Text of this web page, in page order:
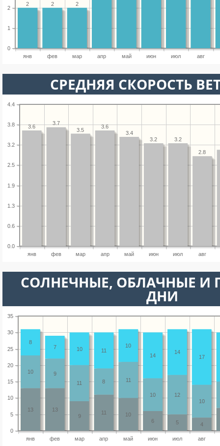
янв фев мар апр май июн июл авг
0
1
2
2
2
2
СРЕДНЯЯ СКОРОСТЬ
янв фев мар апр май июн июл авг
0.0
0.6
1.3
1.9
2.5
3.2
3.8
4.4
2.8
3.2
3.2
3.4
3.6
3.5
3.7
3.6
CОЛНЕЧНЫЕ, ОБЛАЧНЫЕ И
ДНИ
янв фев мар апр май июн июл авг
0
5
10
15
20
25
30
35
4
5
6
10
11
9
13
13
10
12
10
11
8
11
9
10
17
14
14
10
11
10
7
8